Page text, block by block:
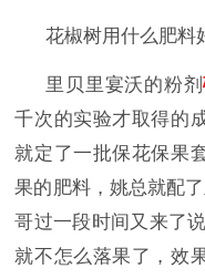
花椒树用什么肥料
里贝里宴沃的粉剂
千次的实验才取得的
就定了一批保花保果
果的肥料，姚总就配
哥过一段时间又来了
就不怎么落果了，效